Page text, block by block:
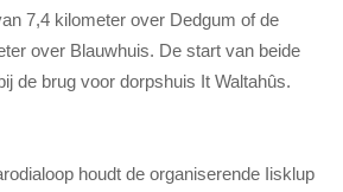
7,4 kilometer over Dedgum of de
over Blauwhuis. De start van beide
de brug voor dorpshuis It Waltahûs.
houdt de organiserende Iisklup